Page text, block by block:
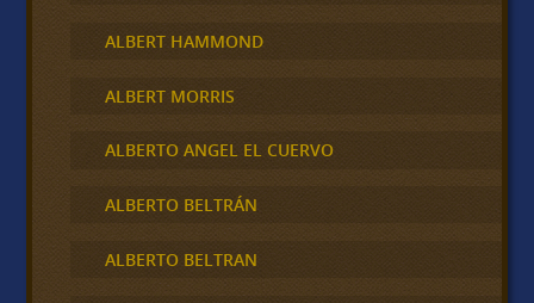
ALBERT HAMMOND
ALBERT MORRIS
ALBERTO ANGEL EL CUERVO
ALBERTO BELTRÁN
ALBERTO BELTRAN